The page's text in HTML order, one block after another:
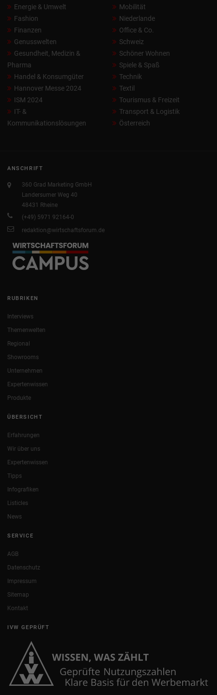
Energie & Umwelt
Fashion
Finanzen
Genusswelten
Gesundheit, Medizin &
Pharma
Handel & Konsumgüter
Hannover Messe 2024
ISM 2024
IT- &
Kommunikationslösungen
Mobilität
Niederlande
Office & Co.
Schweiz
Schöner Wohnen
Spiele & Spaß
Technik
Textil
Tourismus & Freizeit
Transport & Logistik
Österreich
ANSCHRIFT
360 Grad Marketing GmbH
Landersumer Weg 40
48431 Rheine
(+49) 5971 92164-0
redaktion@wirtschaftsforum.de
RUBRIKEN
Interviews
Themenwelten
Regional
Showrooms
Unternehmen
Expertenwissen
Produkte
ÜBERSICHT
Erfahrungen
Wir über uns
Expertenwissen
Tipps
Infografiken
Listicles
News
SERVICE
AGB
Datenschutz
Impressum
Sitemap
Kontakt
IVW GEPRÜFT